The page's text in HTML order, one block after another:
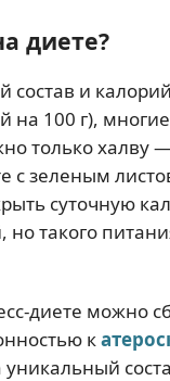
диете?
и
100 г),
только халву
с зеленым
суточную
но такого
диете можно
к